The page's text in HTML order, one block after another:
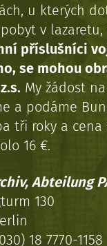
u kterých
v
příslušníci
se mohou
My žádost
a podáme
tři roky a
16 €.
Abteilung
130
18 7770-1158